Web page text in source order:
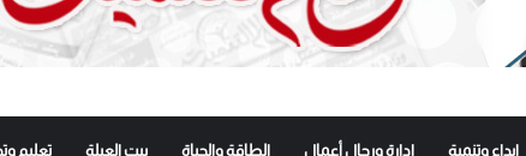
إبداع وتنمية إدارة ورجال أعمال الطاقة والحياة بيت العيلة تعليم